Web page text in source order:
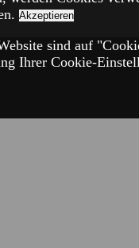
Akzeptieren
sind auf
Ihrer Cookie-